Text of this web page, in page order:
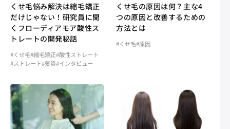
くせ毛悩み解決は縮毛矯正
だけじゃない！研究員に聞
くフローディアモア酸性ス
トレートの開発秘話
#くせ毛#縮毛矯正#酸性ストレート
#ストレート#髪質#インタビュー
くせ毛の原因は何？主な4
つの原因と改善するための
方法とは
#くせ毛#原因